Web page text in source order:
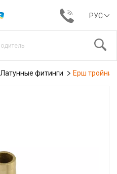
РУС
Латунные фитинги Ерш